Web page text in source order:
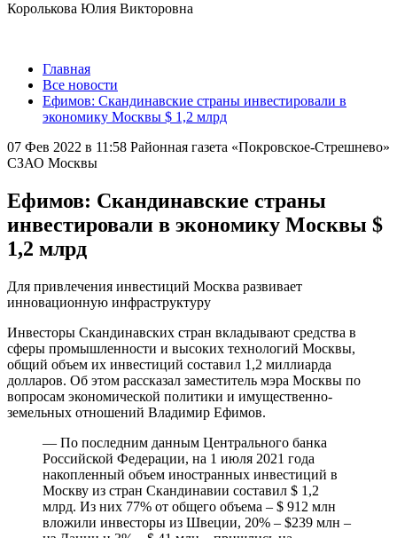
Королькова Юлия Викторовна
Главная
Все новости
Ефимов: Скандинавские страны инвестировали в
экономику Москвы $ 1,2 млрд
07 Фев 2022 в 11:58 Районная газета «Покровское-Стрешнево»
СЗАО Москвы
Ефимов: Скандинавские страны
инвестировали в экономику Москвы $
1,2 млрд
Для привлечения инвестиций Москва развивает
инновационную инфраструктуру
Инвесторы Скандинавских стран вкладывают средства в
сферы промышленности и высоких технологий Москвы,
общий объем их инвестиций составил 1,2 миллиарда
долларов. Об этом рассказал заместитель мэра Москвы по
вопросам экономической политики и имущественно-
земельных отношений Владимир Ефимов.
— По последним данным Центрального банка
Российской Федерации, на 1 июля 2021 года
накопленный объем иностранных инвестиций в
Москву из стран Скандинавии составил $ 1,2
млрд. Из них 77% от общего объема – $ 912 млн
вложили инвесторы из Швеции, 20% – $239 млн –